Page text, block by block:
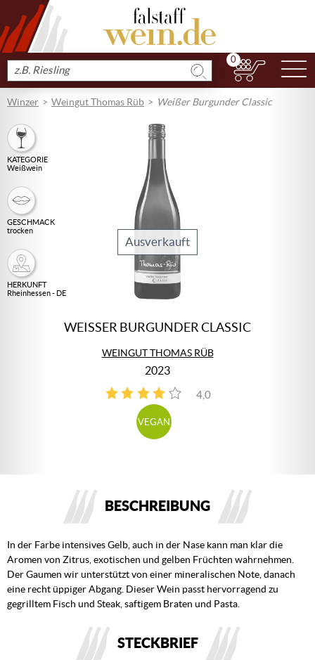
Produkt
suchen
0
Winzer Weingut Thomas Rüb Weißer Burgunder Classic
KATEGORIE
Weißwein
GESCHMACK
trocken
HERKUNFT
Rheinhessen - DE
Ausverkauft
WEISSER BURGUNDER CLASSIC
WEINGUT THOMAS RÜB
2023
4,0
4
VEGAN
BESCHREIBUNG
In der Farbe intensives Gelb, auch in der Nase kann man klar die
Aromen von Zitrus, exotischen und gelben Früchten wahrnehmen.
Der Gaumen wir unterstützt von einer mineralischen Note, danach
eine recht üppiger Abgang. Dieser Wein passt hervorragend zu
gegrilltem Fisch und Steak, saftigem Braten und Pasta.
STECKBRIEF